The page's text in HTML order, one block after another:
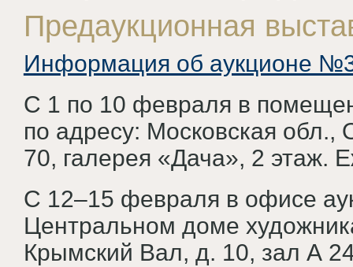
Предаукционная
Информация об аукционе
С 1 по 10 февраля в
по адресу: Московская
70, галерея «Дача», 2 этаж.
С 12–15 февраля в офисе
Центральном доме
Крымский Вал, д. 10, зал А